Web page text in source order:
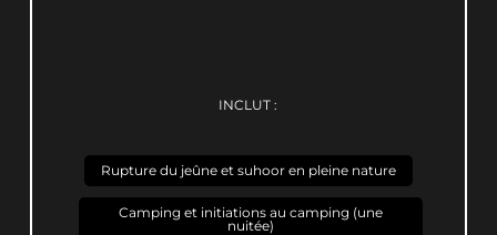
INCLUT :
Rupture du jeûne et suhoor en pleine nature
Camping et initiations au camping (une
nuitée)